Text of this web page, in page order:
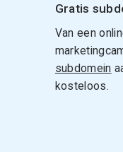
Gratis
Van een
subdomein
kosteloos.